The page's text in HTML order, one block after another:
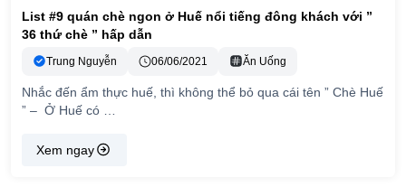
List #9 quán chè ngon ở Huế nổi tiếng đông khách với ”
36 thứ chè ” hấp dẫn
Trung Nguyễn 06/06/2021 Ăn Uống
Nhắc đến ẩm thực huế, thì không thể bỏ qua cái tên ” Chè Huế
” – Ở Huế có …
Xem ngay